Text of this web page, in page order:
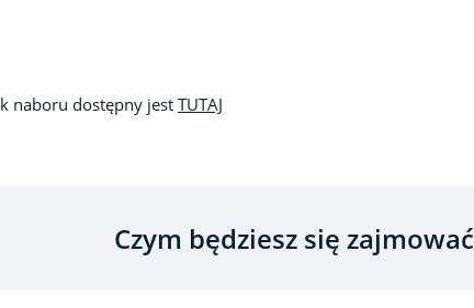
naboru dostępny jest TUTAJ
Czym będziesz się zajmować